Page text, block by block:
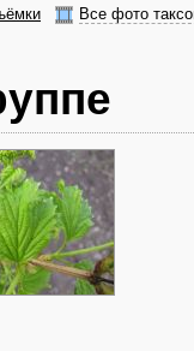
Все фото